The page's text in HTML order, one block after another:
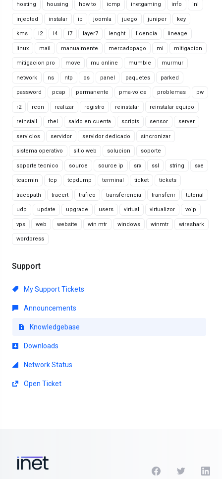
hosting housing how to icmp inetgaming info ini
injected instalar ip joomla juego juniper key
kms l2 l4 l7 layer7 lenght licencia lineage
linux mail manualmente mercadopago mi mitigacion
mitigacion pro move mu online mumble murmur
network ns ntp os panel paquetes parked
password pcap permanente pma-voice problemas pw
r2 rcon realizar registro reinstalar reinstalar equipo
reinstall rhel saldo en cuenta scripts sensor server
servicios servidor servidor dedicado sincronizar
sistema operativo sitio web solucion soporte
soporte tecnico source source ip srx ssl string sxe
tcadmin tcp tcpdump terminal ticket tickets
tracepath tracert trafico transferencia transferir tutorial
udp update upgrade users virtual virtualizor voip
vps web website win mtr windows winmtr wireshark
wordpress
Support
My Support Tickets
Announcements
Knowledgebase
Downloads
Network Status
Open Ticket